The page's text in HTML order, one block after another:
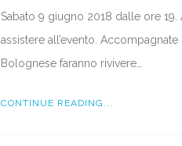
Sabato 9 giugno 2018 dalle ore
assistere all’evento.
Bolognese faranno rivivere…
CONTINUE READING...